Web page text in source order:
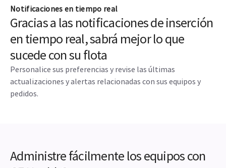
Notificaciones en tiempo real
Gracias a las notificaciones de inserción
en tiempo real, sabrá mejor lo que
sucede con su flota
Personalice sus preferencias y revise las últimas
actualizaciones y alertas relacionadas con sus equipos y
pedidos.
Administre fácilmente los equipos con